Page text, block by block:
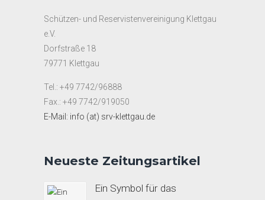
Schützen- und Reservistenvereinigung Klettgau
e.V.
Dorfstraße 18
79771 Klettgau
Tel.: +49 7742/96888
Fax.: +49 7742/919050
E-Mail: info (at) srv-klettgau.de
Neueste Zeitungsartikel
Ein Symbol für das